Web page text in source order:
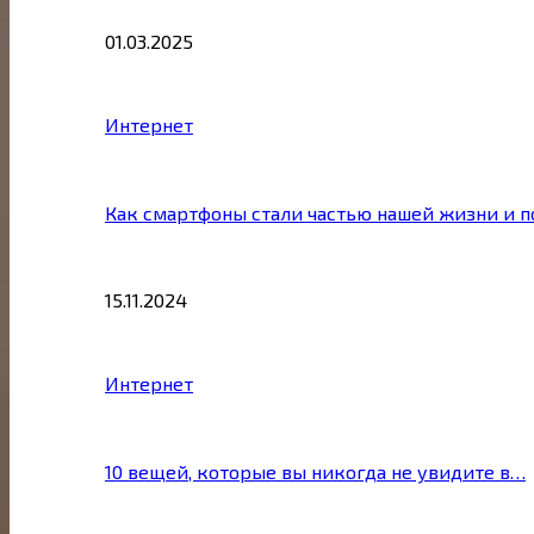
01.03.2025
Интернет
Как смартфоны стали частью нашей жизни и
15.11.2024
Интернет
10 вещей, которые вы никогда не увидите в…